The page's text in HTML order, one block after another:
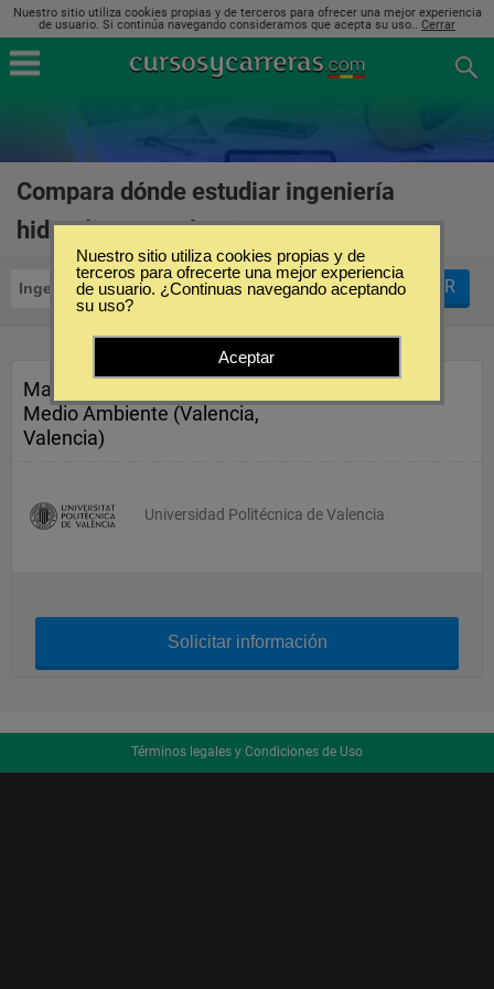
Nuestro sitio utiliza cookies propias y de terceros para ofrecer una mejor experiencia
de usuario. Si continúa navegando consideramos que acepta su uso.. Cerrar
Compara dónde estudiar ingeniería
hidráulica en Valencia
Ingeniería Hidráulica Valencia FILTRAR
Master en Ingeniería Hidráulica y
Medio Ambiente (Valencia,
Valencia)
Universidad Politécnica de Valencia
Solicitar información
Términos legales y Condiciones de Uso
Nuestro sitio utiliza cookies propias y de
terceros para ofrecerte una mejor experiencia
de usuario. ¿Continuas navegando aceptando
su uso?
Aceptar